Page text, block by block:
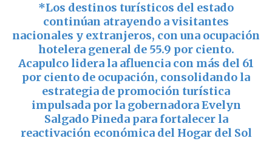
*Los destinos turísticos del estado
continúan atrayendo a visitantes
nacionales y extranjeros, con una ocupación
hotelera general de 55.9 por ciento.
Acapulco lidera la afluencia con más del 61
por ciento de ocupación, consolidando la
estrategia de promoción turística
impulsada por la gobernadoraEvelyn
Salgado Pinedapara fortalecer la
reactivación económica del Hogar del Sol